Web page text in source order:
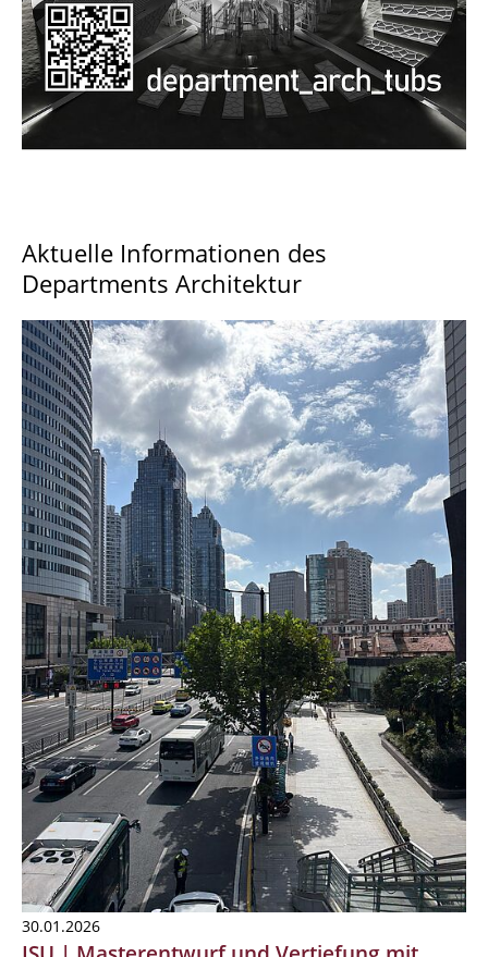
Aktuelle Informationen des
Departments Architektur
30.01.2026